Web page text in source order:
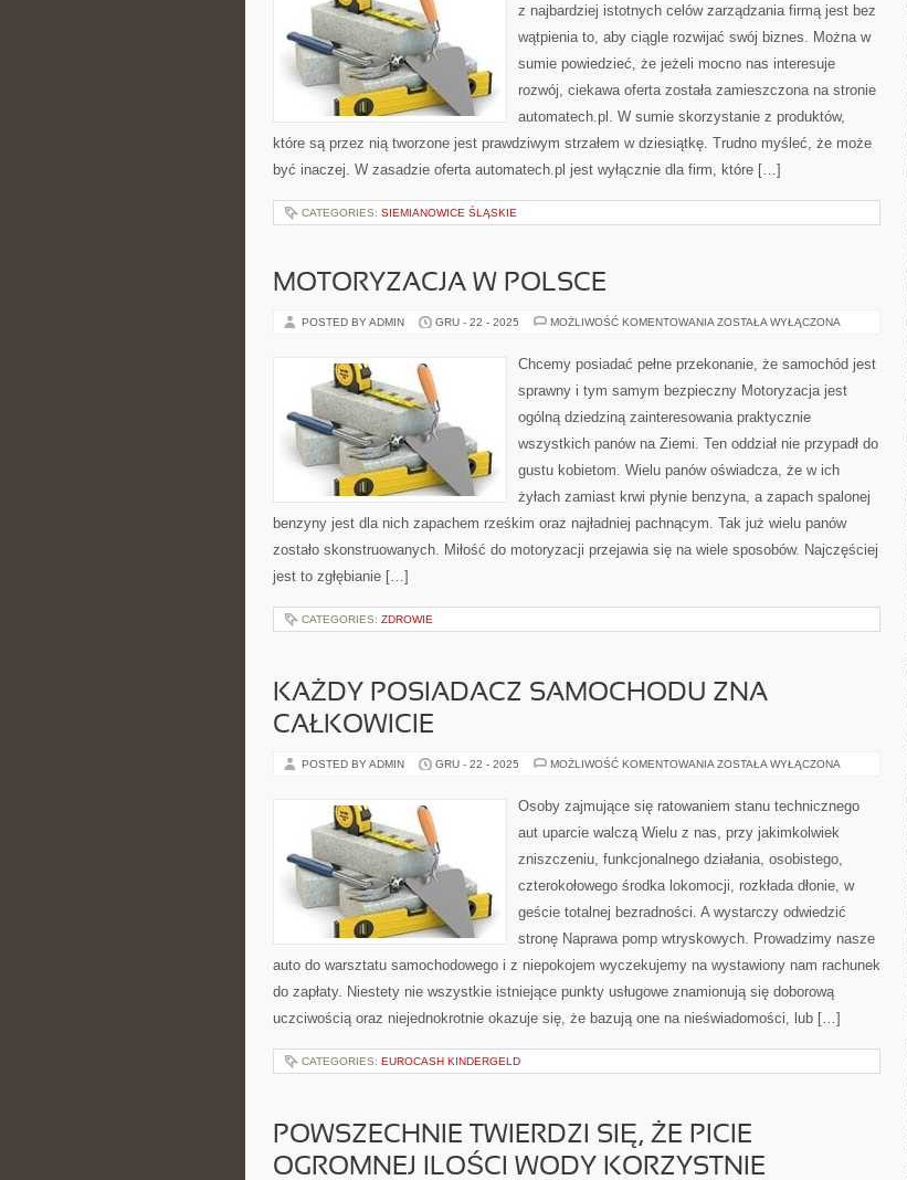
z najbardziej istotnych celów zarządzania firmą jest bez
wątpienia to, aby ciągle rozwijać swój biznes. Można w
sumie powiedzieć, że jeżeli mocno nas interesuje
rozwój, ciekawa oferta została zamieszczona na stronie
automatech.pl. W sumie skorzystanie z produktów,
które są przez nią tworzone jest prawdziwym strzałem w dziesiątkę. Trudno myśleć, że może
być inaczej. W zasadzie oferta automatech.pl jest wyłącznie dla firm, które […]
CATEGORIES: SIEMIANOWICE ŚLĄSKIE
MOTORYZACJA W POLSCE
POSTED BY ADMIN GRU - 22 - 2025 MOŻLIWOŚĆ KOMENTOWANIA MOTORYZACJA
ZOSTAŁA WYŁĄCZONA
Chcemy posiadać pełne przekonanie, że samochód jest
sprawny i tym samym bezpieczny Motoryzacja jest
ogólną dziedziną zainteresowania praktycznie
wszystkich panów na Ziemi. Ten oddział nie przypadł do
gustu kobietom. Wielu panów oświadcza, że w ich
żyłach zamiast krwi płynie benzyna, a zapach spalonej
benzyny jest dla nich zapachem rześkim oraz najładniej pachnącym. Tak już wielu panów
zostało skonstruowanych. Miłość do motoryzacji przejawia się na wiele sposobów. Najczęściej
jest to zgłębianie […]
CATEGORIES: ZDROWIE
KAŻDY POSIADACZ SAMOCHODU ZNA
CAŁKOWICIE
POSTED BY ADMIN GRU - 22 - 2025 MOŻLIWOŚĆ KOMENTOWANIA KAŻDY
CAŁKOWICIE
ZOSTAŁA WYŁĄCZONA
Osoby zajmujące się ratowaniem stanu technicznego
aut uparcie walczą Wielu z nas, przy jakimkolwiek
zniszczeniu, funkcjonalnego działania, osobistego,
czterokołowego środka lokomocji, rozkłada dłonie, w
geście totalnej bezradności. A wystarczy odwiedzić
stronę Naprawa pomp wtryskowych. Prowadzimy nasze
auto do warsztatu samochodowego i z niepokojem wyczekujemy na wystawiony nam rachunek
do zapłaty. Niestety nie wszystkie istniejące punkty usługowe znamionują się doborową
uczciwością oraz niejednokrotnie okazuje się, że bazują one na nieświadomości, lub […]
CATEGORIES: EUROCASH KINDERGELD
POWSZECHNIE TWIERDZI SIĘ, ŻE PICIE
OGROMNEJ ILOŚCI WODY KORZYSTNIE